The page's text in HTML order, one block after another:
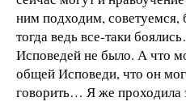
ним подходим,
тогда ведь все-таки
Исповедей не было. А что
общей Исповеди, что он мог
говорить… Я же проходила